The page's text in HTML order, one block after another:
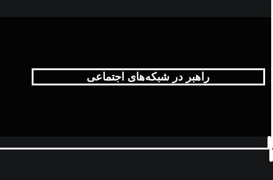
راهبر در شبکه‌های اجتماعی